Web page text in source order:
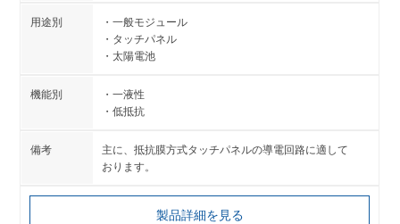
一般モジュール
タッチパネル
太陽電池
一液性
低抵抗
主に、抵抗膜方式タッチパネルの導電回路に適して
おります。
製品詳細を見る